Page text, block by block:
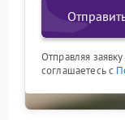
Отправляя
соглашаетесь с